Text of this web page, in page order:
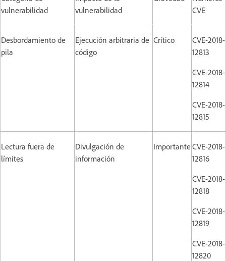
vulnerabilidad
vulnerabilidad
CVE
Desbordamiento de
pila
Ejecución arbitraria de
código
Crítico
CVE-2018-
12813
CVE-2018-
12814
CVE-2018-
12815
Lectura fuera de
límites
Divulgación de
información
ImportanteCVE-2018-
12816
CVE-2018-
12818
CVE-2018-
12819
CVE-2018-
12820